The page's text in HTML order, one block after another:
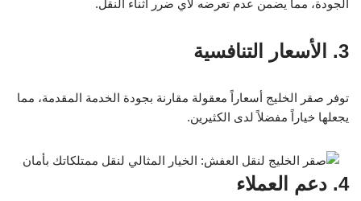
الجودة، مما يضمن عدم تعرضه لأي ضرر أثناء النقل.
3. الأسعار التنافسية
توفر صقر الخليج أسعاراً معقولة مقارنة بجودة الخدمة المقدمة، مما
يجعلها خياراً مفضلاً لدى الكثيرين.
4. دعم العملاء